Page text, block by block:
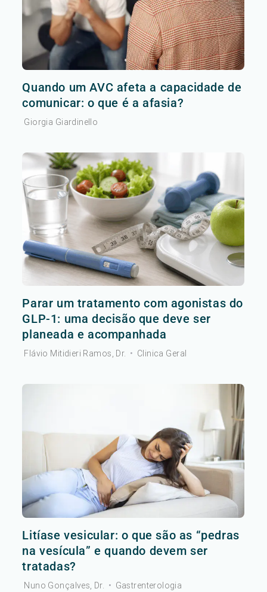
Quando um AVC afeta a capacidade de
comunicar: o que é a afasia?
Giorgia Giardinello
Parar um tratamento com agonistas do
GLP-1: uma decisão que deve ser
planeada e acompanhada
Flávio Mitidieri Ramos, Dr. • Clinica Geral
Litíase vesicular: o que são as “pedras
na vesícula” e quando devem ser
tratadas?
Nuno Gonçalves, Dr. • Gastrenterologia